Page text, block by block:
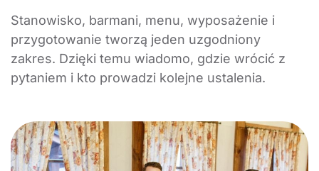
Stanowisko, barmani, menu, wyposażenie i
przygotowanie tworzą jeden uzgodniony
zakres. Dzięki temu wiadomo, gdzie wrócić z
pytaniem i kto prowadzi kolejne ustalenia.